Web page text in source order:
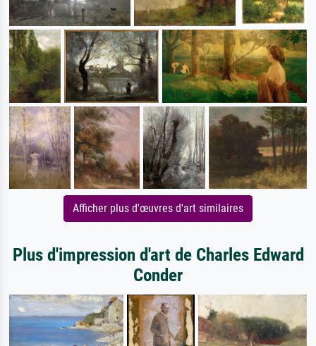
Afficher plus d'œuvres d'art similaires
Plus d'impression d'art de Charles Edward
Conder